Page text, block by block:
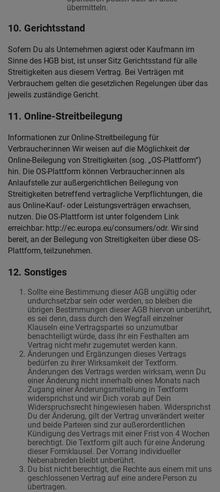
übermitteln.
10. Gerichtsstand
Sofern Du als Unternehmen agierst oder Kaufmann im
Sinne des HGB bist, ist unser Sitz Gerichtsstand für alle
Streitigkeiten aus diesem Vertrag. Bei Verträgen mit
Verbrauchern gelten die gesetzlichen Regelungen über das
jeweils zuständige Gericht.
11. Online-Streitbeilegung
Informationen zur Online-Streitbeilegung für
Verbraucher:innen Wir weisen auf die Möglichkeit der
Online-Beilegung von Streitigkeiten (sog. „OS-Plattform“)
hin. Die OS-Plattform können Verbraucher:innen als
Anlaufstelle zur außergerichtlichen Beilegung von
Streitigkeiten betreffend vertragliche Verpflichtungen, die
aus Online-Kauf- oder Leistungsverträgen erwachsen,
nutzen. Die OS-Plattform ist unter folgendem Link
erreichbar: http://ec.europa.eu/consumers/odr. Wir sind
bereit, an der Beilegung von Streitigkeiten über diese OS-
Plattform, teilzunehmen.
12. Sonstiges
Sollte eine Bestimmung dieser AGB ungültig oder
undurchsetzbar sein oder werden, so bleiben die
übrigen Bestimmungen dieser AGB hiervon unberührt,
es sei denn, dass durch den Wegfall einzelner
Klauseln eine Vertragspartei so unzumutbar
benachteiligt würde, dass ihr ein Festhalten am
Vertrag nicht mehr zugemutet werden kann.
Änderungen und Ergänzungen dieses Vertrags
bedürfen zu ihrer Wirksamkeit der Textform.
Änderungen des Vertrags werden wirksam, wenn Du
einer Änderung nicht innerhalb eines Monats nach
Zugang einer Änderungsmitteilung in Textform
widersprichst und wir Dich vorab auf Dein
Widerspruchsrecht hingewiesen haben. Widersprichst
Du der Änderung, gilt der Vertrag unverändert weiter
und beide Parteien sind zur außerordentlichen
Kündigung des Vertrags mit einer Frist von 4 Wochen
berechtigt. Die Textform gilt auch für eine Änderung
dieser Formklausel. Der Vorrang individueller
Nebenabreden bleibt unberührt.
Du bist nicht berechtigt, die Rechte aus einem mit uns
geschlossenen Vertrag auf eine andere Person zu
übertragen.